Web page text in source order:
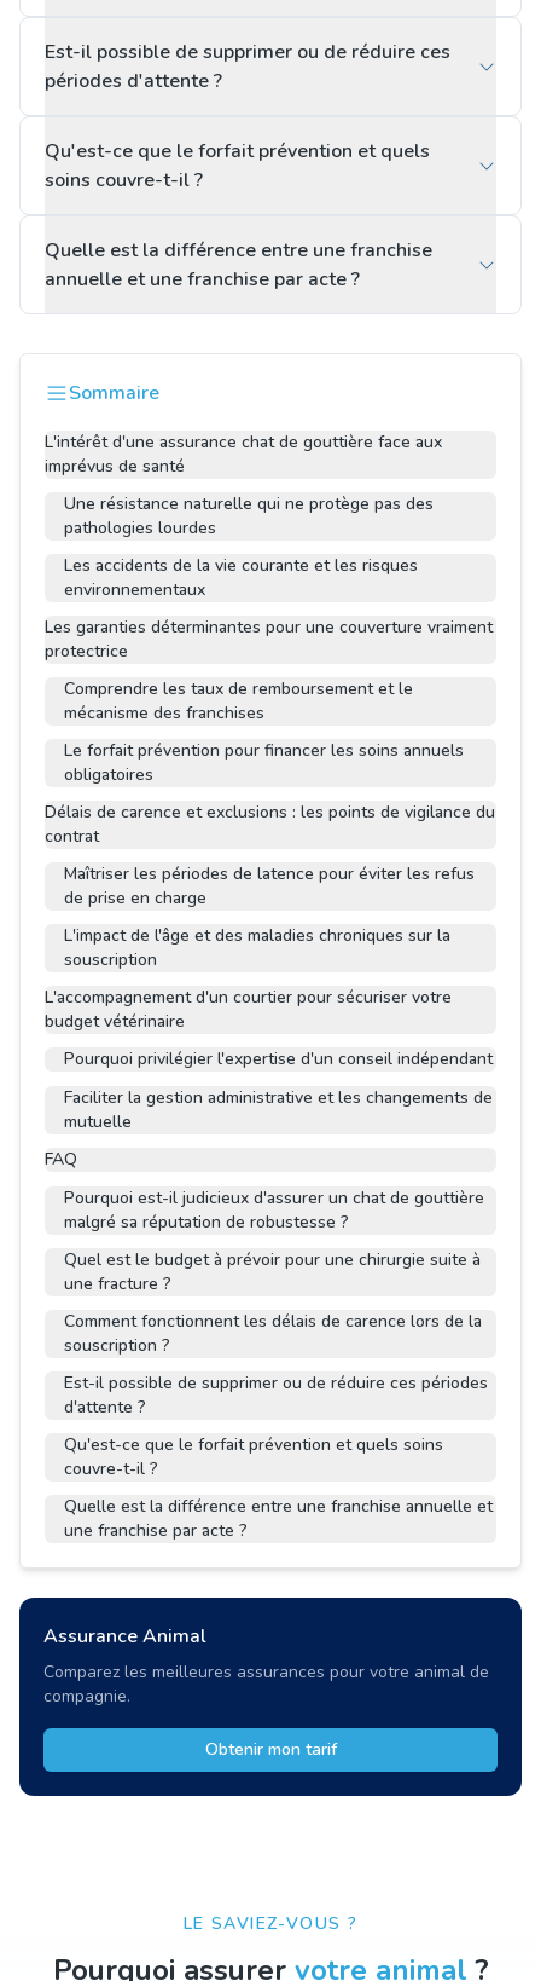
Est-il possible de supprimer ou de réduire ces
périodes d'attente ?
Qu'est-ce que le forfait prévention et quels
soins couvre-t-il ?
Quelle est la différence entre une franchise
annuelle et une franchise par acte ?
Sommaire
L'intérêt d'une assurance chat de gouttière face aux
imprévus de santé
Une résistance naturelle qui ne protège pas des
pathologies lourdes
Les accidents de la vie courante et les risques
environnementaux
Les garanties déterminantes pour une couverture vraiment
protectrice
Comprendre les taux de remboursement et le
mécanisme des franchises
Le forfait prévention pour financer les soins annuels
obligatoires
Délais de carence et exclusions : les points de vigilance du
contrat
Maîtriser les périodes de latence pour éviter les refus
de prise en charge
L'impact de l'âge et des maladies chroniques sur la
souscription
L'accompagnement d'un courtier pour sécuriser votre
budget vétérinaire
Pourquoi privilégier l'expertise d'un conseil indépendant
Faciliter la gestion administrative et les changements de
mutuelle
FAQ
Pourquoi est-il judicieux d'assurer un chat de gouttière
malgré sa réputation de robustesse ?
Quel est le budget à prévoir pour une chirurgie suite à
une fracture ?
Comment fonctionnent les délais de carence lors de la
souscription ?
Est-il possible de supprimer ou de réduire ces périodes
d'attente ?
Qu'est-ce que le forfait prévention et quels soins
couvre-t-il ?
Quelle est la différence entre une franchise annuelle et
une franchise par acte ?
Assurance Animal
Comparez les meilleures assurances pour votre animal de
compagnie.
Obtenir mon tarif
LE SAVIEZ-VOUS ?
Pourquoi assurer votre animal ?